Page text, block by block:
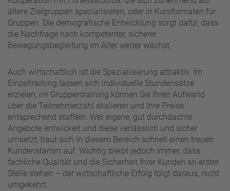
ältere Zielgruppen spezialisieren, oder in Kursformaten für
Gruppen. Die demografische Entwicklung sorgt dafür, dass
die Nachfrage nach kompetenter, sicherer
Bewegungsbegleitung im Alter weiter wächst.
Auch wirtschaftlich ist die Spezialisierung attraktiv. Im
Einzeltraining lassen sich individuelle Stundensätze
erzielen, im Gruppentraining können Sie Ihren Aufwand
über die Teilnehmerzahl skalieren und Ihre Preise
entsprechend staffeln. Wer eigene, gut durchdachte
Angebote entwickelt und diese verlässlich und sicher
umsetzt, baut sich in diesem Bereich schnell einen treuen
Kundenstamm auf. Wichtig bleibt jedoch immer, dass
fachliche Qualität und die Sicherheit Ihrer Kunden an erster
Stelle stehen – der wirtschaftliche Erfolg folgt daraus, nicht
umgekehrt.